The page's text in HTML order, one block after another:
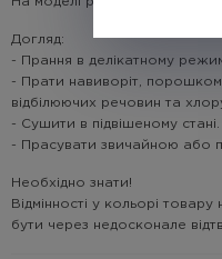
Догляд:
- Прання в делікатному
- Прати навиворіт,
відбілюючих речовин та
- Сушити в підвішеному стані.
- Прасувати звичайною або
Необхідно знати!
Відмінності у кольорі
бути через недосконале